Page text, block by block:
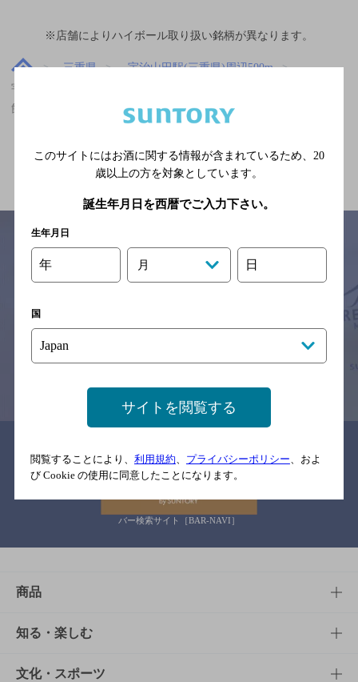
※店舗によりハイボール取り扱い銘柄が異なります。
三重県
宇治山田駅(三重県)周辺500m
宇治山田駅(三重県)周辺500m,中華・韓国・焼肉,カールスバーグが
飲めるお店
関連ページ
サイトマップ 利用規約
念のためお店にご確認の上ご来店くださいますようお願い申し上げま
バー検索サイト［BAR-NAVI］
商品
商品TOP
商品一覧
知る・楽しむ
知る・楽しむTOP
文化・スポーツ
このサイトにはお酒に関する情報が含まれているため、 20
歳以上の方を対象としています。
誕生年月日を西暦でご入力下さい。
生年月日
年 月 日
国
サイトを閲覧する
閲覧することにより、 利用規約 プライバシーポリシー 、およ
び Cookie の使用に同意したことになります。